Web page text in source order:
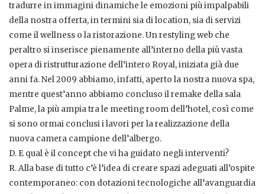
tradurre in immagini dinamiche le emozioni più impalpabili
della nostra offerta, in termini sia di location, sia di servizi
come il wellness o la ristorazione. Un restyling web che
peraltro si inserisce pienamente all’interno della più vasta
opera di ristrutturazione dell’intero Royal, iniziata già due
anni fa. Nel 2009 abbiamo, infatti, aperto la nostra nuova spa,
mentre quest’anno abbiamo concluso il remake della sala
Palme, la più ampia tra le meeting room dell’hotel, così come
si sono ormai conclusi i lavori per la realizzazione della
nuova camera campione dell’albergo.
D. E qual è il concept che vi ha guidato negli interventi?
R. Alla base di tutto c’è l’idea di creare spazi adeguati all’ospite
contemporaneo: con dotazioni tecnologiche all’avanguardia